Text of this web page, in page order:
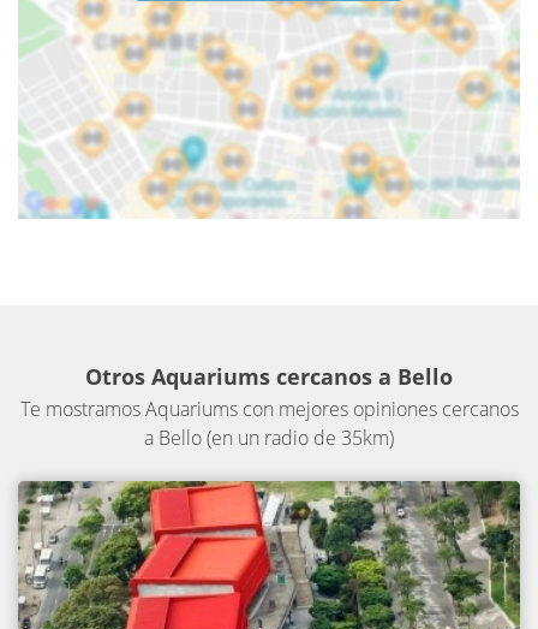
Otros Aquariums cercanos a Bello
Te mostramos Aquariums con mejores opiniones cercanos
a Bello (en un radio de 35km)